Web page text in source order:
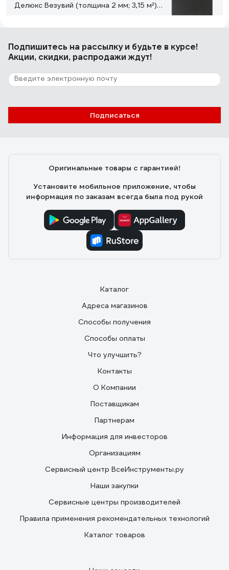
Делюкс Везувий (толщина 2 мм; 3,15 м²)
Посадила сразу же на клей для пвх, тк клейкой основы
не достаточно мне показалось..
Отзыв о Виниловая плитка Tarkett Lounge
230345021 Ibiza (15 шт, 2 ,09 кв.м) 70222
водостойкость и внешний вид. Мастер хвалил, что
Подпишитесь на рассылкуи будьте в курсе!
Акции, скидки, распродажи ждут!
Подписаться
Оригинальные товары с гарантией!
Установите мобильное приложение, чтобы
информация по заказам всегда была под рукой
Каталог
Адреса магазинов
Способы получения
Способы оплаты
Что улучшить?
Контакты
О Компании
Поставщикам
Партнерам
Информация для инвесторов
Организациям
Сервисный центр ВсеИнструменты.ру
Наши закупки
Сервисные центры производителей
Правила применения рекомендательных технологий
Каталог товаров